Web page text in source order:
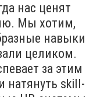
нас ценят
Мы хотим,
навыки
целиком.
за этим
натянуть skill-